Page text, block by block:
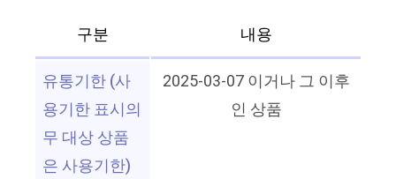
구분
내용
유통기한 (사
용기한 표시의
무 대상 상품
은 사용기한)
2025-03-07 이거나 그 이후
인 상품